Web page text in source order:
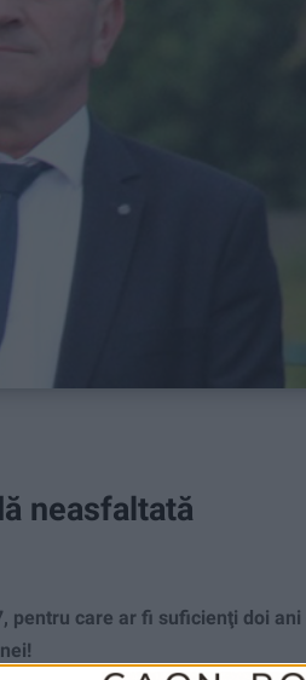
neasfaltată
pentru care ar fi suficienţi doi ani